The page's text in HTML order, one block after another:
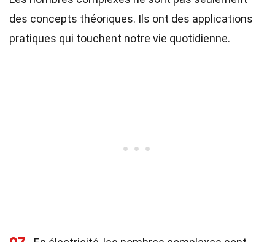
des concepts théoriques. Ils ont des applications
pratiques qui touchent notre vie quotidienne.